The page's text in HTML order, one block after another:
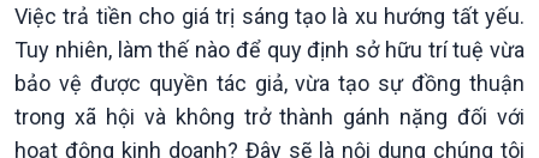
Việc trả tiền cho giá trị sáng tạo là xu hướng tất yếu.
Tuy nhiên, làm thế nào để quy định sở hữu trí tuệ vừa
bảo vệ được quyền tác giả, vừa tạo sự đồng thuận
trong xã hội và không trở thành gánh nặng đối với
hoạt động kinh doanh? Đây sẽ là nội dung chúng tôi